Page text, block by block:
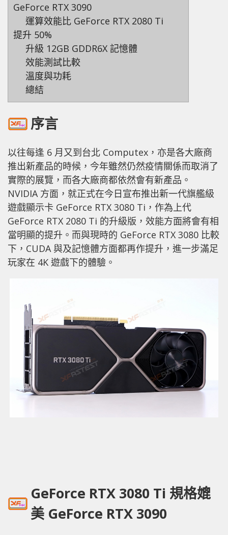
GeForce RTX 3090
運算效能比 GeForce RTX 2080 Ti
提升 50%
升級 12GB GDDR6X 記憶體
效能測試比較
溫度與功耗
總結
序言
以往每逢 6 月又到台北 Computex，亦是各大廠商
推出新產品的時候，今年雖然仍然疫情關係而取消了
實際的展覽，而各大廠商都依然會有新產品。
NVIDIA 方面，就正式在今日宣布推出新一代旗艦級
遊戲顯示卡 GeForce RTX 3080 Ti，作為上代
GeForce RTX 2080 Ti 的升級版，效能方面將會有相
當明顯的提升。而與現時的 GeForce RTX 3080 比較
下，CUDA 與及記憶體方面都再作提升，進一步滿足
玩家在 4K 遊戲下的體驗。
GeForce RTX 3080 Ti 規格媲
美 GeForce RTX 3090